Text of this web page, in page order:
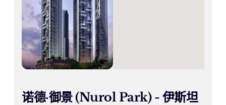
诺德·御景 (Nurol Park) - 伊斯坦